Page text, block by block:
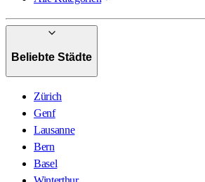
Beliebte Städte
Zürich
Genf
Lausanne
Bern
Basel